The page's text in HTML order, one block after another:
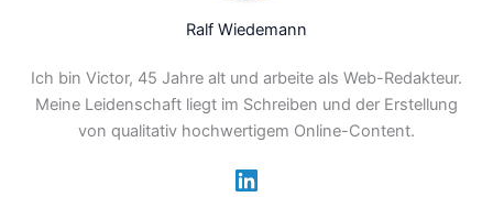
Ralf Wiedemann
Ich bin Victor, 45 Jahre alt und arbeite als Web-Redakteur.
Meine Leidenschaft liegt im Schreiben und der Erstellung
von qualitativ hochwertigem Online-Content.